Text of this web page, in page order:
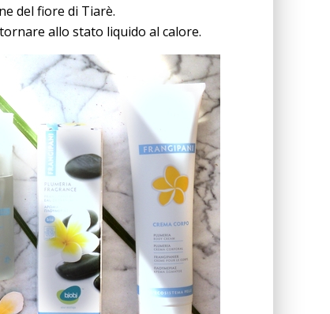
del fiore di Tiarè.
allo stato liquido al calore.